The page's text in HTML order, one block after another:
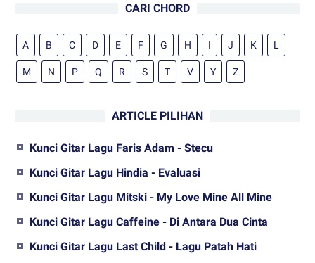
CARI CHORD
A B C D E F G H I J K L
M N P Q R S T V Y Z
ARTICLE PILIHAN
Kunci Gitar Lagu Faris Adam - Stecu
Kunci Gitar Lagu Hindia - Evaluasi
Kunci Gitar Lagu Mitski - My Love Mine All Mine
Kunci Gitar Lagu Caffeine - Di Antara Dua Cinta
Kunci Gitar Lagu Last Child - Lagu Patah Hati